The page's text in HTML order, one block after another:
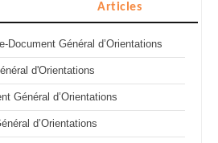
Articles
Document Général d’Orientations
d'Orientations
Général d’Orientations
d’Orientations